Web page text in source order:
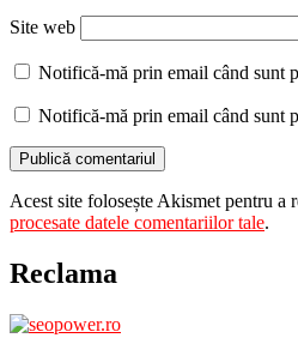
Site web
Notifică-mă prin email când sunt
Notifică-mă prin email când sunt
Acest site folosește Akismet pentru a
procesate datele comentariilor tale.
Reclama